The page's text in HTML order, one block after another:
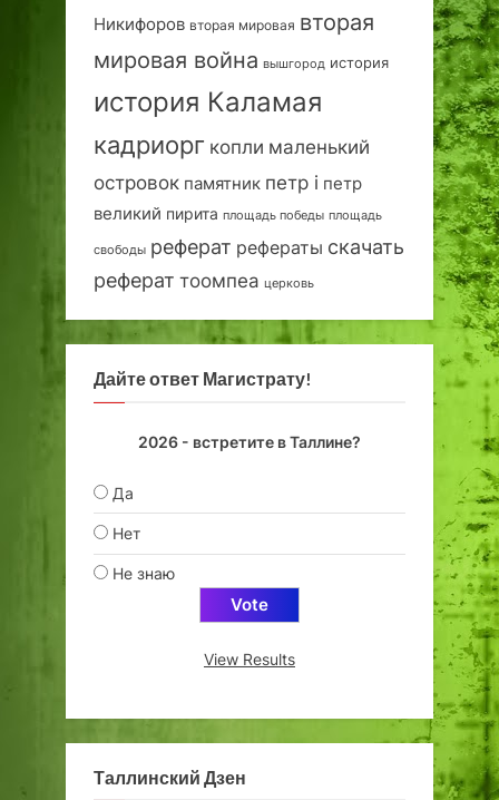
Никифоров вторая мировая вторая
мировая война вышгород история
история Каламая
кадриорг копли маленький
островок памятник петр i петр
великий пирита площадь победы площадь
свободы реферат рефераты скачать
реферат тоомпеа церковь
Дайте ответ Магистрату!
2026 - встретите в Таллине?
Да
Нет
Не знаю
View Results
Таллинский Дзен